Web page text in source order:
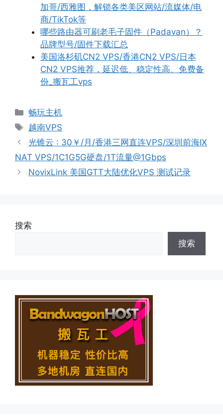
加哥/西雅图，解锁各类美区网站/流媒体/电
商/TikTok等
哪些路由器可刷老毛子固件（Padavan）？
品牌型号/固件下载汇总
美国洛杉矶CN2 VPS/香港CN2 VPS/日本
CN2 VPS推荐，延迟低、稳定性高、免费备
份_搬瓦工vps
分
类
畅玩主机
标
签
越南VPS
光锥云 : 30￥/月/香港三网直连VPS/深圳前海IX
NAT VPS/1C1G5G硬盘/1T流量@1Gbps
NovixLink 美国GTT大陆优化VPS 测试记录
搜索
搜索